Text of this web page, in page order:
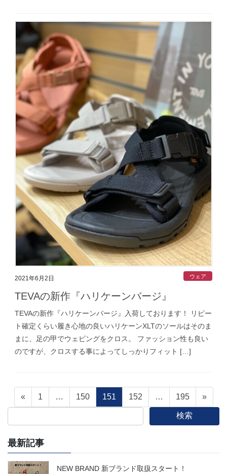
2021年6月2日 ウェア
TEVAの新作『ハリケーンバージ』
TEVAの新作『ハリケーンバージ』入荷しております！ リピー
ト確定くらい履き心地の良いハリケーンXLTのソールはそのま
まに、足の甲でウェビングをクロス。 ファッション性も良い
のですが、クロスする事によってしっかりフィット […]
投
稿
の
«
固
定
ジ
1 …
固
定
150
固
定
151
固
定
152 …
固
定
195 »
検索
最新記事
NEW BRAND 新ブランド取扱スタート！